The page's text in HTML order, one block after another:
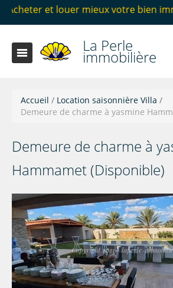
mieux votre bien immobilier
La Perle
immobilière
Accueil / Location saisonnière Villa /
Demeure de charme à yasmine
Demeure de charme à
Hammamet (Disponible)